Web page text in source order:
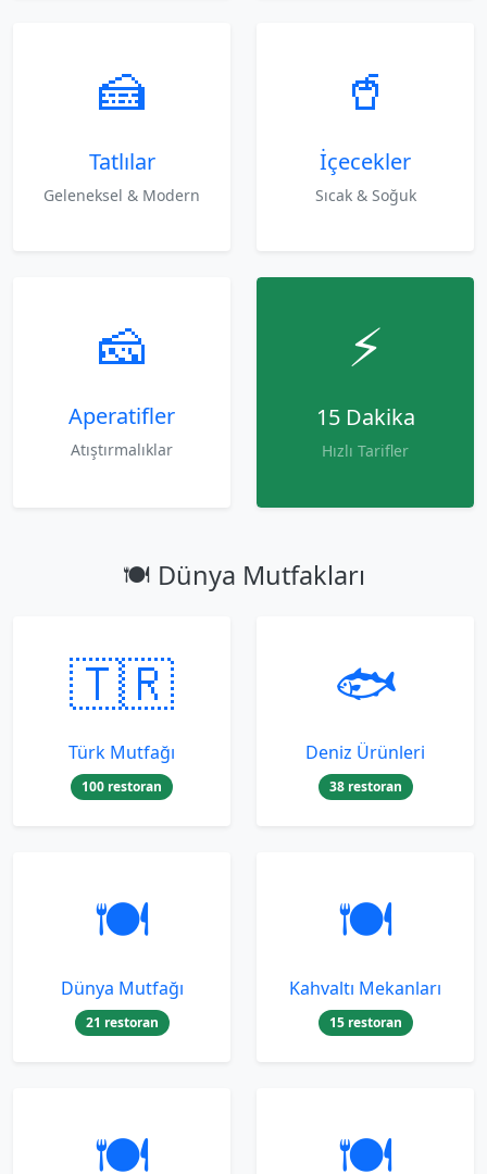
🍰
Tatlılar
Geleneksel & Modern
🥤
İçecekler
Sıcak & Soğuk
🧀
Aperatifler
Atıştırmalıklar
⚡
15 Dakika
Hızlı Tarifler
🍽️ Dünya Mutfakları
🇹🇷
Türk Mutfağı
100 restoran
🐟
Deniz Ürünleri
38 restoran
🍽️
Dünya Mutfağı
21 restoran
🍽️
Kahvaltı Mekanları
15 restoran
🍽️ 🍽️